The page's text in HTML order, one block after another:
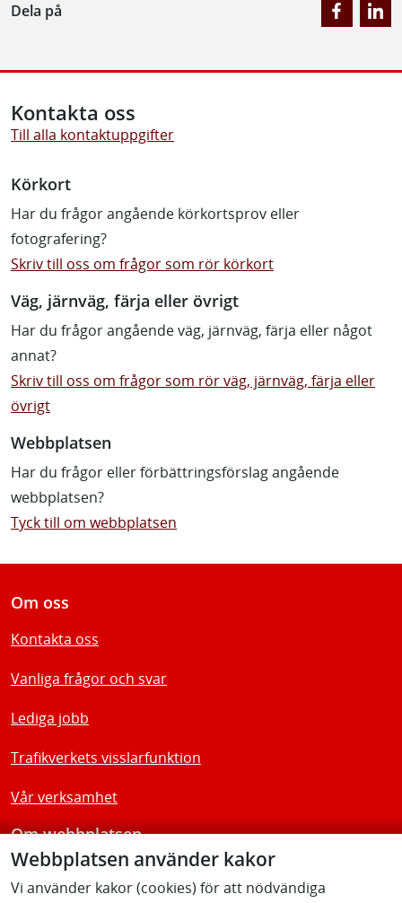
Dela på
Webbplatsen använder kakor
Vi använder kakor (cookies) för att nödvändiga
Kontakta oss
Till alla kontaktuppgifter
Körkort
Har du frågor angående körkortsprov eller
fotografering?
Skriv till oss om frågor som rör körkort
Väg, järnväg, färja eller övrigt
Har du frågor angående väg, järnväg, färja eller något
annat?
Skriv till oss om frågor som rör väg, järnväg, färja eller
övrigt
Webbplatsen
Har du frågor eller förbättringsförslag angående
webbplatsen?
Tyck till om webbplatsen
Om oss
Kontakta oss
Vanliga frågor och svar
Lediga jobb
Trafikverkets visslarfunktion
Vår verksamhet
Om webbplatsen
Tillgänglighetsredogörelse